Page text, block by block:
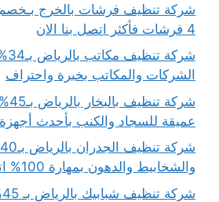
4 فرشات فأكثر اتصل بنا الان
الشركات والمكاتب بخبرة واحتراف
عميقة للسجاد والكنب بأحدث أجهزة
والشخابيط والدهون بمهارة 100% اتصل االن